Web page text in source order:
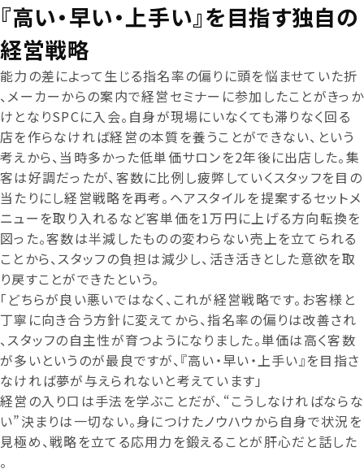
『高い・早い・上手い』を目指す独自の
経営戦略
能力の差によって生じる指名率の偏りに頭を悩ませていた折
、メーカーからの案内で経営セミナーに参加したことがきっか
けとなりSPCに入会。自身が現場にいなくても滞りなく回る
店を作らなければ経営の本質を養うことができない、という
考えから、当時多かった低単価サロンを2年後に出店した。集
客は好調だったが、客数に比例し疲弊していくスタッフを目の
当たりにし経営戦略を再考。ヘアスタイルを提案するセットメ
ニューを取り入れるなど客単価を1万円に上げる方向転換を
図った。客数は半減したものの変わらない売上を立てられる
ことから、スタッフの負担は減少し、活き活きとした意欲を取
り戻すことができたという。
「どちらが良い悪いではなく、これが経営戦略です。お客様と
丁寧に向き合う方針に変えてから、指名率の偏りは改善され
、スタッフの自主性が育つようになりました。単価は高く客数
が多いというのが最良ですが、『高い・早い・上手い』を目指さ
なければ夢が与えられないと考えています」
経営の入り口は手法を学ぶことだが、“こうしなければならな
い”決まりは一切ない。身につけたノウハウから自身で状況を
見極め、戦略を立てる応用力を鍛えることが肝心だと話した
。